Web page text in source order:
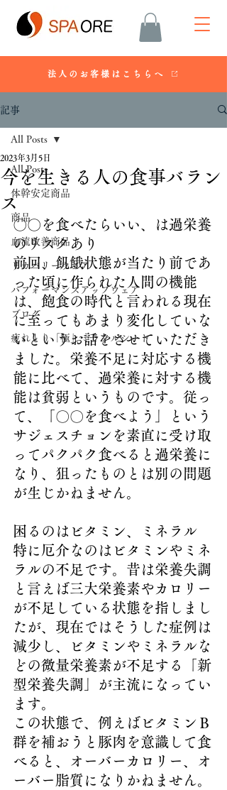
法人のお客様はこちらへ
記事
All Posts
体幹安定商品
商品
血流改善商品
リカバリーウェア
パフォーマンスアップウェア
ブログ
疲れとり「極」ミラクルシート
All Posts
今を生きる人の食事バラン
ス
2023年3月5日
〇〇を食べたらいい、は過栄養
のリスクあり
前回、飢餓状態が当たり前であ
った頃に作られた人間の機能
は、飽食の時代と言われる現在
に至ってもあまり変化していな
いというお話をさせていただき
ました。栄養不足に対応する機
能に比べて、過栄養に対する機
能は貧弱というものです。従っ
て、「〇〇を食べよう」という
サジェスチョンを素直に受け取
ってパクパク食べると過栄養に
なり、狙ったものとは別の問題
が生じかねません。
困るのはビタミン、ミネラル
特に厄介なのはビタミンやミネ
ラルの不足です。昔は栄養失調
と言えば三大栄養素やカロリー
が不足している状態を指しまし
たが、現在ではそうした症例は
減少し、ビタミンやミネラルな
どの微量栄養素が不足する「新
型栄養失調」が主流になってい
ます。
この状態で、例えばビタミンＢ
群を補おうと豚肉を意識して食
べると、オーバーカロリー、オ
ーバー脂質になりかねません。